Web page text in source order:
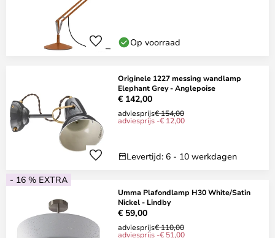
Op voorraad
Originele 1227 messing wandlamp
Elephant Grey - Anglepoise
€ 142,00
adviesprijs€ 154,00
adviesprijs -€ 12,00
Levertijd: 6 - 10 werkdagen
- 16 % EXTRA
Umma Plafondlamp H30 White/Satin
Nickel - Lindby
€ 59,00
adviesprijs€ 110,00
adviesprijs -€ 51,00